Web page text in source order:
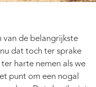
van de belangrijkste
dat toch ter sprake
harte nemen als we
punt om een nogal